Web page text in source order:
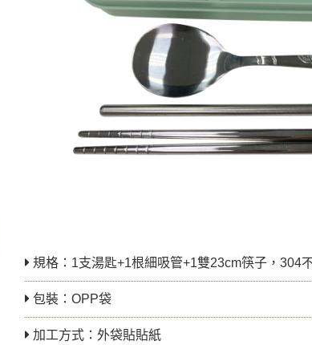
規格：1支湯匙+1根細吸管+1雙23cm筷子，304
包裝：OPP袋
加工方式：外袋貼貼紙